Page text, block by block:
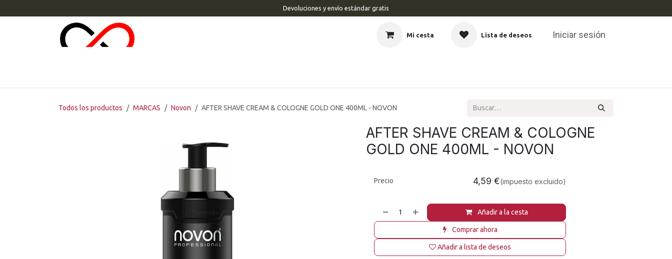
Devoluciones y envío estándar gratis
Mi cesta Lista de deseos Iniciar sesión
Todos los productos MARCAS Novon AFTER SHAVE CREAM & COLOGNE GOLD ONE 400ML - NOVON
AFTER SHAVE CREAM & COLOGNE
GOLD ONE 400ML - NOVON
Añadir a la cesta
Comprar ahora
Añadir a lista de deseos
Precio 4,59 €(impuesto excluido)